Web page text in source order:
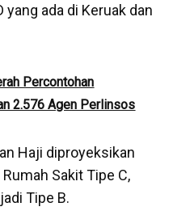
yang ada di Keruak dan
Percontohan
2.576 Agen Perlinsos
Haji diproyeksikan
Sakit Tipe C,
Tipe B.